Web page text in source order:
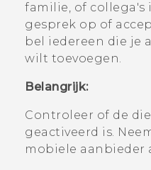
HTC-apparaten & -
Aanmelden
familie, of collega's
gesprek op of
bel iedereen die je
wilt toevoegen.
Belangrijk:
Controleer of de
geactiveerd is.
mobiele aanbieder